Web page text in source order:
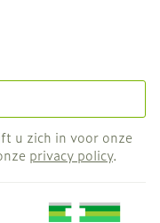
u zich in voor onze
privacy policy.